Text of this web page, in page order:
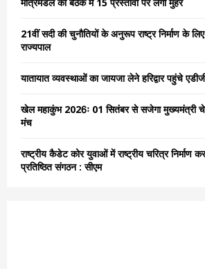
21वीं सदी की चुनौतियों के अनुरूप राष्ट्र निर्माण के
राज्यपाल
यातायात व्यवस्थाओं का जायजा लेने हरिद्वार पहुंचे
खेल महाकुंभ 2026ः 01 सितंबर से सजेगा मुख्यमंत्री
मंच
राष्ट्रीय कैडेट कोर युवाओं में राष्ट्रीय चरित्र निर्माण
प्रतिष्ठित संगठन : सीएम